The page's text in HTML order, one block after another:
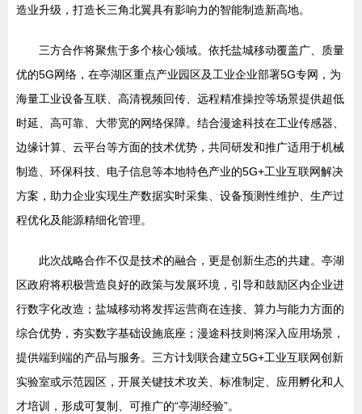
造业升级，打造长三角北翼具有影响力的智能制造新高地。
三方合作将聚焦于多个核心领域。依托盐城移动覆盖广、质量
优的5G网络，在亭湖区重点产业园区及工业企业部署5G专网，为
海量工业设备互联、高清视频回传、远程精准操控等场景提供超低
时延、高可靠、大带宽的网络保障。结合漫途科技在工业传感器、
边缘计算、云平台等方面的技术优势，共同研发和推广适用于机械
制造、环保科技、电子信息等本地特色产业的5G+工业互联网解决
方案，助力企业实现生产数据实时采集、设备预测性维护、生产过
程优化及能源精细化管理。
此次战略合作不仅是技术的融合，更是创新生态的共建。亭湖
区政府将积极营造良好的政策与发展环境，引导和鼓励区内企业进
行数字化改造；盐城移动将发挥运营商在连接、算力与能力方面的
综合优势，夯实数字基础设施底座；漫途科技则将深入应用场景，
提供端到端的产品与服务。三方计划联合建立5G+工业互联网创新
实验室或示范园区，开展关键技术攻关、标准制定、应用孵化和人
才培训，形成可复制、可推广的“亭湖经验”。